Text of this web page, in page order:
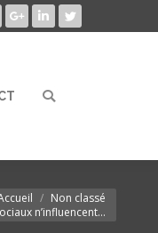
Google+LinkedInTwitter
Search:
Non classé
n’influencent…